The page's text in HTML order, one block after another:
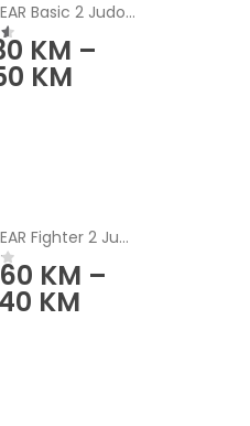
IPPONGEAR Basic 2 Judo kimono bijeli
KM –
KM
IPPONGEAR Fighter 2 Judo jakna crn
KM –
KM